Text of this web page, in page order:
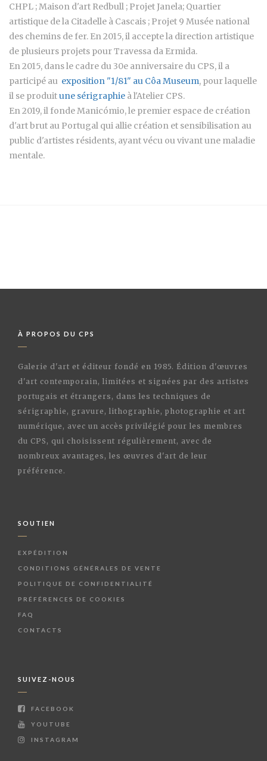
CHPL ; Maison d'art Redbull ; Projet Janela; Quartier
artistique de la Citadelle à Cascais ; Projet 9 Musée national
des chemins de fer. En 2015, il accepte la direction artistique
de plusieurs projets pour Travessa da Ermida.
En 2015, dans le cadre du 30e anniversaire du CPS, il a
participé au exposition "1/81" au Côa Museum, pour laquelle
il se produitune sérigraphie à l'Atelier CPS.
En 2019, il fonde Manicómio, le premier espace de création
d'art brut au Portugal qui allie création et sensibilisation au
public d'artistes résidents, ayant vécu ou vivant une maladie
mentale.
À PROPOS DU CPS
Galerie d'art et éditeur fondé en 1985. Édition d'œuvres
d'art contemporain, limitées et signées par des artistes
portugais et étrangers, dans les techniques de
sérigraphie, gravure, lithographie, photographie et art
numérique, avec un accès privilégié pour les membres
du CPS, qui choisissent régulièrement, avec de
nombreux avantages, les œuvres d'art de leur
préférence.
SOUTIEN
EXPÉDITION
CONDITIONS GÉNÉRALES DE VENTE
POLITIQUE DE CONFIDENTIALITÉ
PRÉFÉRENCES DE COOKIES
FAQ
CONTACTS
SUIVEZ-NOUS
FACEBOOK
YOUTUBE
INSTAGRAM